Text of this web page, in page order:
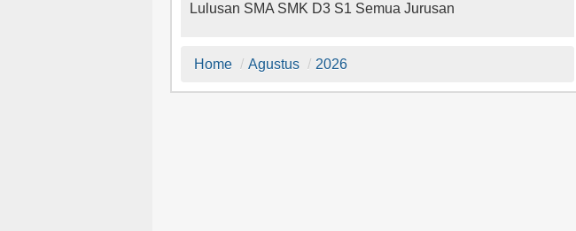
Lulusan SMA SMK D3 S1 Semua Jurusan
Home / Agustus / 2026